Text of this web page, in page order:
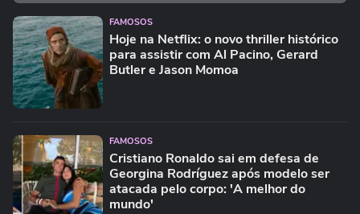
FAMOSOS
Hoje na Netflix: o novo thriller histórico
para assistir com Al Pacino, Gerard
Butler e Jason Momoa
FAMOSOS
Cristiano Ronaldo sai em defesa de
Georgina Rodríguez após modelo ser
atacada pelo corpo: 'A melhor do
mundo'